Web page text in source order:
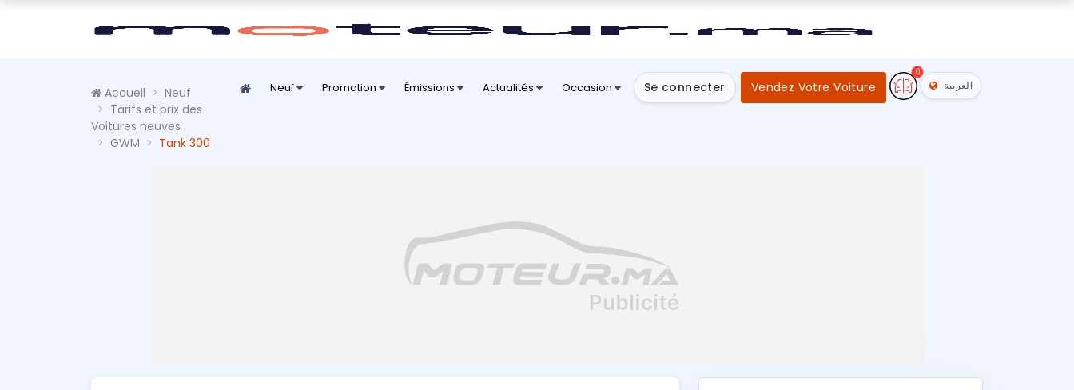
Neuf Promotion Émissions Actualités Occasion Se connecter Vendez Votre Voiture
0
العربية Accueil
Neuf
Tarifs et prix des
Voitures neuves
GWM
Tank 300